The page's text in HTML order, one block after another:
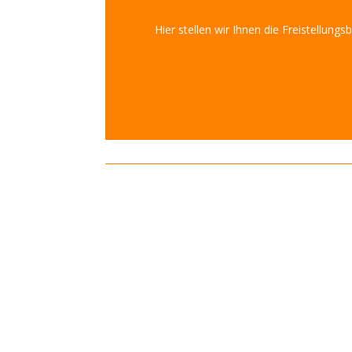
Hier stellen wir Ihnen die